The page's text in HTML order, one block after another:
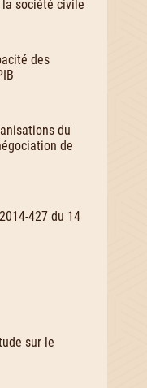
la société civile
des
du
de
427 du 14
sur le